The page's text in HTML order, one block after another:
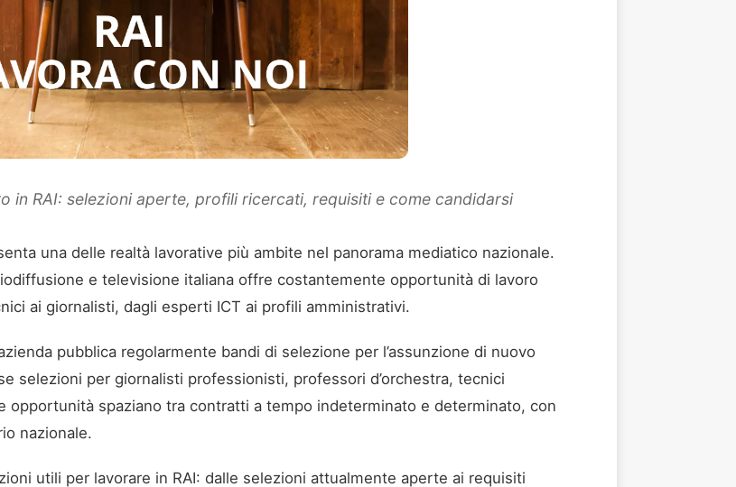
in RAI: selezioni aperte, profili ricercati, requisiti e come candidarsi
una delle realtà lavorative più ambite nel panorama mediatico nazionale.
e televisione italiana offre costantemente opportunità di lavoro
ai giornalisti, dagli esperti ICT ai profili amministrativi.
pubblica regolarmente bandi di selezione per l’assunzione di nuovo
selezioni per giornalisti professionisti, professori d’orchestra, tecnici
opportunità spaziano tra contratti a tempo indeterminato e determinato, con
nazionale.
utili per lavorare in RAI: dalle selezioni attualmente aperte ai requisiti